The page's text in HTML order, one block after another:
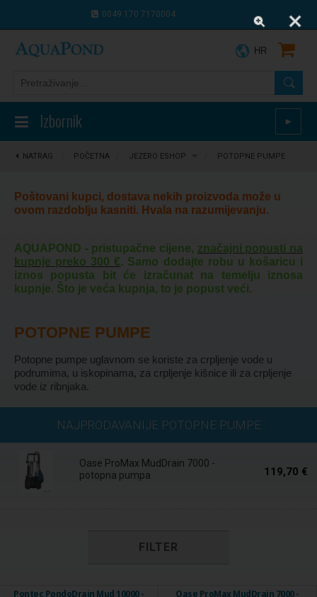
0049 170 7170004
Izbornik ►
HR
NATRAG POČETNA JEZERO ESHOP POTOPNE PUMPE
Poštovani kupci, dostava nekih proizvoda može u
ovom razdoblju kasniti. Hvala na razumijevanju.
AQUAPOND - pristupačne cijene, značajni popusti na
kupnje preko 300 €. Samo dodajte robu u košaricu i
iznos popusta bit će izračunat na temelju iznosa
kupnje. Što je veća kupnja, to je popust veći.
POTOPNE PUMPE
Potopne pumpe uglavnom se koriste za crpljenje vode u
podrumima, u iskopinama, za crpljenje kišnice ili za crpljenje
vode iz ribnjaka.
NAJPRODAVANIJE POTOPNE PUMPE
Oase ProMax MudDrain 7000 -
potopna pumpa
119,70 €
U roku 5 dana
FILTER
Pontec PondoDrain Mud 10000 -
Oase ProMax MudDrain 7000 -